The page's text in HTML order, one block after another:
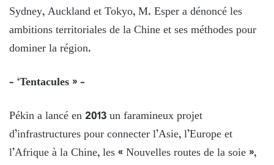
Sydney, Auckland et Tokyo, M. Esper a dénoncé les
ambitions territoriales de la Chine et ses méthodes pour
dominer la région.
– ‘Tentacules » –
Pékin a lancé en 2013 un faramineux projet
d’infrastructures pour connecter l’Asie, l’Europe et
l’Afrique à la Chine, les « Nouvelles routes de la soie »,